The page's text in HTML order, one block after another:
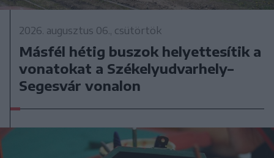
2026. augusztus 06., csütörtök
Másfél hétig buszok helyettesítik a
vonatokat a Székelyudvarhely–
Segesvár vonalon